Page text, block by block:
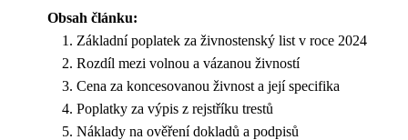
Obsah článku:
Základní poplatek za živnostenský list v roce 2024
Rozdíl mezi volnou a vázanou živností
Cena za koncesovanou živnost a její specifika
Poplatky za výpis z rejstříku trestů
Náklady na ověření dokladů a podpisů